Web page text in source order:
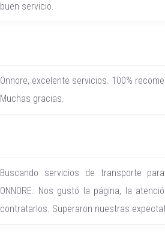
buen servicio.
Onnore, excelente servicios. 100%
Muchas gracias.
Buscando servicios de transporte
ONNORE. Nos gustó la página, la
contratarlos. Superaron nuestras